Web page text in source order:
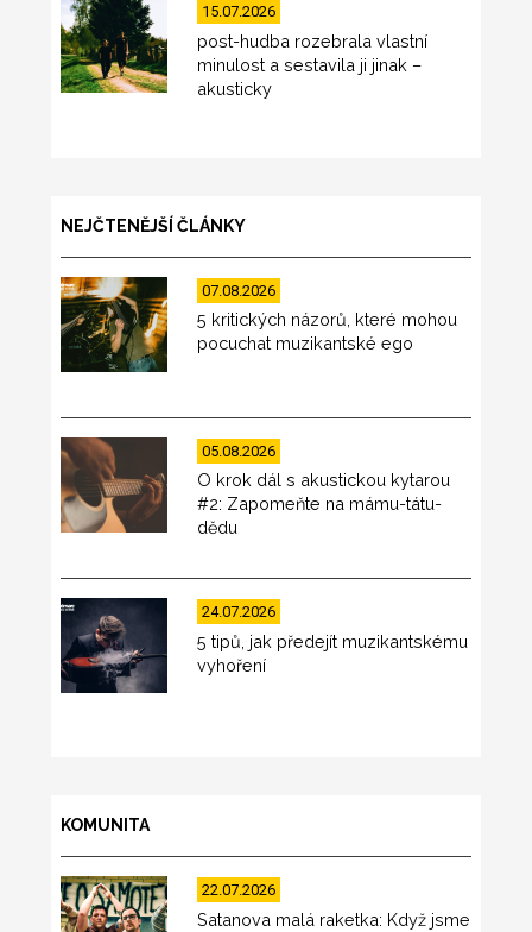
15.07.2026
post-hudba rozebrala vlastní
minulost a sestavila ji jinak –
akusticky
NEJČTENĚJŠÍ ČLÁNKY
07.08.2026
5 kritických názorů, které mohou
pocuchat muzikantské ego
05.08.2026
O krok dál s akustickou kytarou
#2: Zapomeňte na mámu-tátu-
dědu
24.07.2026
5 tipů, jak předejít muzikantskému
vyhoření
KOMUNITA
22.07.2026
Satanova malá raketka: Když jsme